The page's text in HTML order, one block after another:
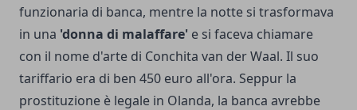
funzionaria di banca, mentre la notte si trasformava
in una 'donna di malaffare' e si faceva chiamare
con il nome d'arte di Conchita van der Waal. Il suo
tariffario era di ben 450 euro all'ora. Seppur la
prostituzione è legale in Olanda, la banca avrebbe